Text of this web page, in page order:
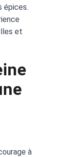
épices.
et
à